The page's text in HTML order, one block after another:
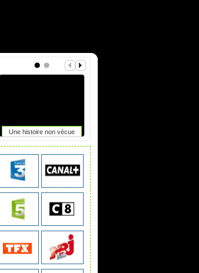
Une histoire non vécue